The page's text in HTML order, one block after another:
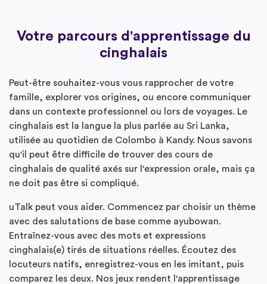
Votre parcours d'apprentissage du
cinghalais
Peut-être souhaitez-vous vous rapprocher de votre
famille, explorer vos origines, ou encore communiquer
dans un contexte professionnel ou lors de voyages. Le
cinghalais est la langue la plus parlée au Sri Lanka,
utilisée au quotidien de Colombo à Kandy. Nous savons
qu'il peut être difficile de trouver des cours de
cinghalais de qualité axés sur l'expression orale, mais ça
ne doit pas être si compliqué.
uTalk peut vous aider. Commencez par choisir un thème
avec des salutations de base comme ayubowan.
Entraînez-vous avec des mots et expressions
cinghalais(e) tirés de situations réelles. Écoutez des
locuteurs natifs, enregistrez-vous en les imitant, puis
comparez les deux. Nos jeux rendent l'apprentissage